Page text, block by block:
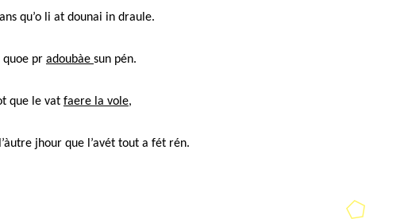
qu’o li at dounai in draule.
quoe pr adoubàe sun pén.
que le vat faere la vole,
jhour que l’avét tout a fét rén.